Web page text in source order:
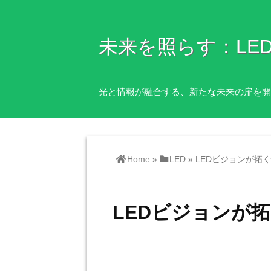
未来を照らす：
光と情報が融合する、新たな未来の扉を開
Home » LED » LEDビジョンが拓
LEDビジョンが